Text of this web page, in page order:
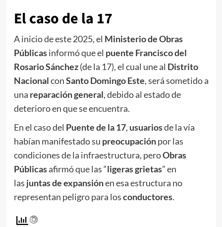
El caso de la 17
A inicio de este 2025, el Ministerio de Obras
Públicasinformó que el puente Francisco del
Rosario Sánchez(de la 17), el cual une al Distrito
NacionalconSanto Domingo Este, será sometido a
una reparación general, debido al estado de
deterioro en que se encuentra.
En el caso del Puente de la 17, usuariosde la vía
habían manifestado su preocupaciónpor las
condiciones de la infraestructura, peroObras
Públicasafirmó que las “ligeras grietas” en
las juntas de expansiónen esa estructura no
representan peligro para losconductores.